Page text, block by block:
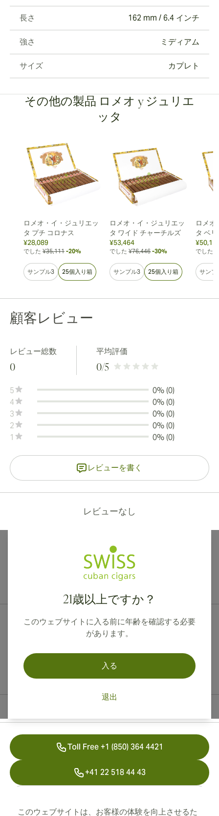
このウェブサイトは、お客様の体験を向上させるた
長さ 162 mm / 6.4 インチ
強さ ミディアム
サイズ カプレト
その他の製品 ロメオ y ジュリエ
ッタ
ロメオ・イ・ジュリエッ
タ プチ コロナス
¥28,089
でした ¥35,111 -20%
サンプル3 25個入り箱
ロメオ・イ・ジュリエッ
タ ワイド チャーチルズ
¥53,464
でした ¥76,446 -30%
サンプル3 25個入り箱
ロメオ
タ ベ
でした
サンプ
顧客レビュー
レビュー総数
0
平均評価
0/5
5
0% (0)
4
0% (0)
3
0% (0)
2
0% (0)
1
0% (0)
レビューを書く
レビューなし
21歳以上ですか？
このウェブサイトに入る前に年齢を確認する必要
があります。
入る
退出
Toll Free +1 (850) 364 4421
+41 22 518 44 43